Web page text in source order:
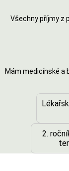
Všechny příjmy z
Mám medicínské a
2.